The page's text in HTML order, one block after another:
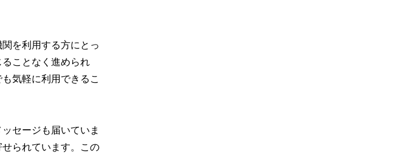
を利用する方にとっ
ことなく進められ
気軽に利用できるこ
セージも届いていま
られています。この